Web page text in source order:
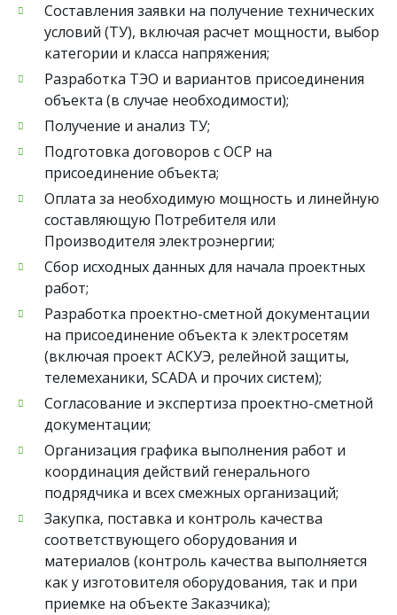
Составления заявки на получение технических
условий (ТУ), включая расчет мощности, выбор
категории и класса напряжения;
Разработка ТЭО и вариантов присоединения
объекта (в случае необходимости);
Получение и анализ ТУ;
Подготовка договоров с ОСР на
присоединение объекта;
Оплата за необходимую мощность и линейную
составляющую Потребителя или
Производителя электроэнергии;
Сбор исходных данных для начала проектных
работ;
Разработка проектно-сметной документации
на присоединение объекта к электросетям
(включая проект АСКУЭ, релейной защиты,
телемеханики, SCADA и прочих систем);
Согласование и экспертиза проектно-сметной
документации;
Организация графика выполнения работ и
координация действий генерального
подрядчика и всех смежных организаций;
Закупка, поставка и контроль качества
соответствующего оборудования и
материалов (контроль качества выполняется
как у изготовителя оборудования, так и при
приемке на объекте Заказчика);